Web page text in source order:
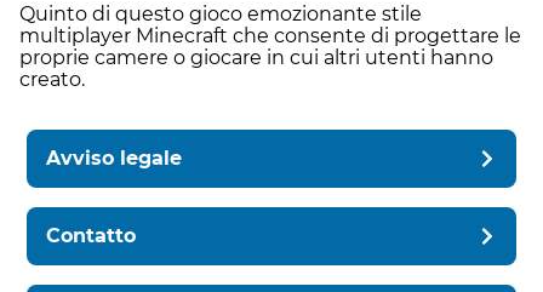
Quinto di questo gioco emozionante stile
multiplayer Minecraft che consente di progettare le
proprie camere o giocare in cui altri utenti hanno
creato.
Avviso legale
Contatto